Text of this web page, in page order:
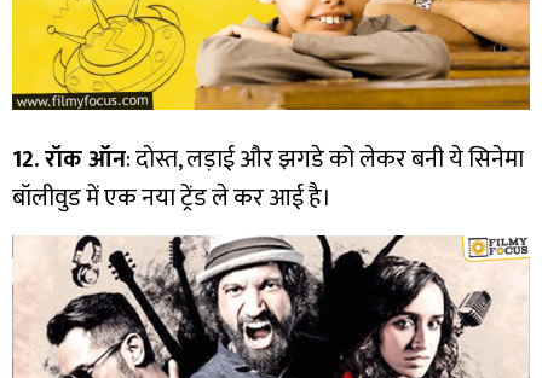
12. रॉक ऑन: दोस्त, लड़ाई और झगडे को लेकर बनी ये सिनेमा
बॉलीवुड में एक नया ट्रेंड ले कर आई है।